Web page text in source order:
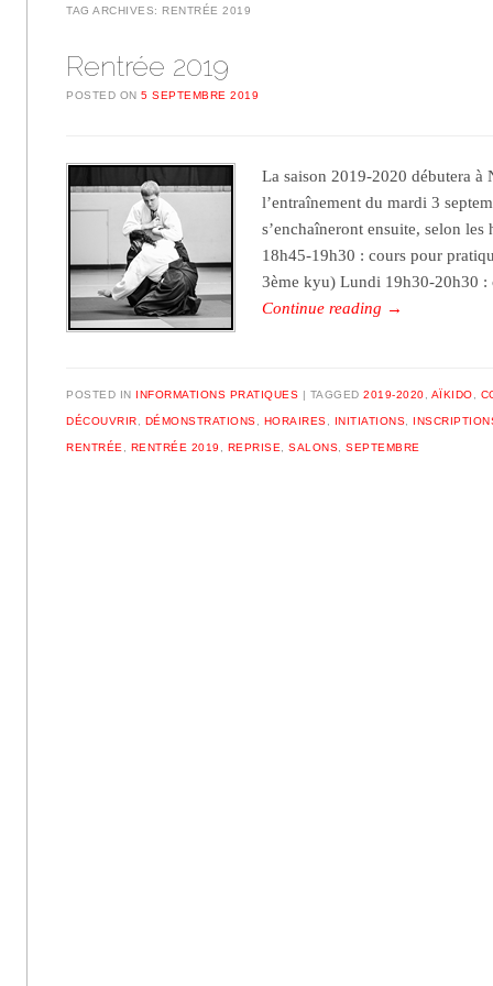
TAG ARCHIVES: RENTRÉE 2019
Rentrée 2019
POSTED ON5 SEPTEMBRE 2019
La saison 2019-2020 débutera à
l’entraînement du mardi 3
s’enchaîneront ensuite, selon
18h45-19h30 : cours pour
3ème kyu) Lundi 19h30-20h30
Continue reading →
POSTED IN INFORMATIONS PRATIQUES TAGGED2019-2020 AÏKIDO
DÉCOUVRIR DÉMONSTRATIONS HORAIRES INITIATIONS
RENTRÉE RENTRÉE 2019 REPRISE ,SALONS ,SEPTEMBRE